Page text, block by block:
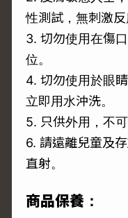
性測試，無刺激反
3. 切勿使用在傷
位。
4. 切勿使用於眼
立即用水沖洗。
5. 只供外用，不可
6. 請遠離兒童及
直射。
商品保養：